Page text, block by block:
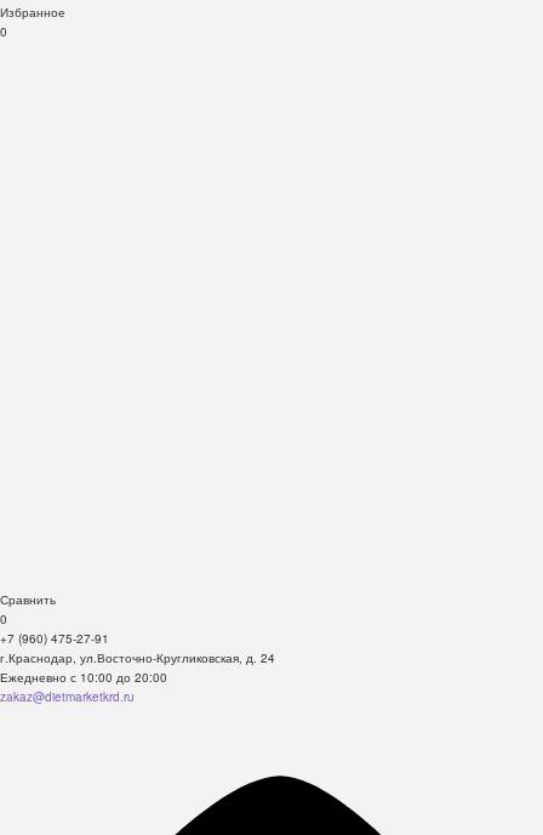
Избранное
0
Сравнить
0
+7 (960) 475-27-91
г.Краснодар, ул.Восточно-Кругликовская, д. 24
Ежедневно с 10:00 до 20:00
zakaz@dietmarketkrd.ru